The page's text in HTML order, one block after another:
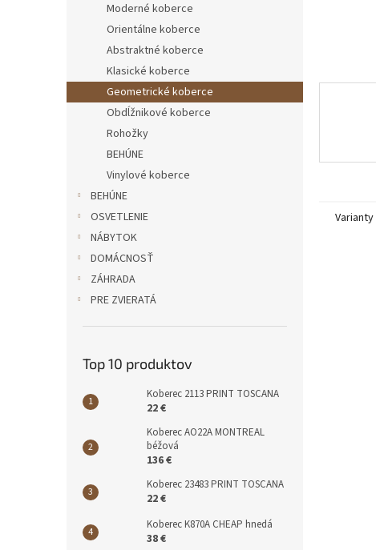
Moderné koberce
Orientálne koberce
Abstraktné koberce
Klasické koberce
Geometrické koberce
Obdĺžnikové koberce
Rohožky
BEHÚNE
Vinylové koberce
BEHÚNE
OSVETLENIE
NÁBYTOK
DOMÁCNOSŤ
ZÁHRADA
PRE ZVIERATÁ
Top 10 produktov
Koberec 2113 PRINT TOSCANA
22 €
Koberec AO22A MONTREAL
béžová
136 €
Koberec 23483 PRINT TOSCANA
22 €
Koberec K870A CHEAP hnedá
38 €
Varianty